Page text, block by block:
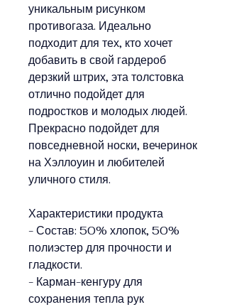
уникальным рисунком
противогаза. Идеально
подходит для тех, кто хочет
добавить в свой гардероб
дерзкий штрих, эта толстовка
отлично подойдет для
подростков и молодых людей.
Прекрасно подойдет для
повседневной носки, вечеринок
на Хэллоуин и любителей
уличного стиля.
Характеристики продукта
- Состав: 50% хлопок, 50%
полиэстер для прочности и
гладкости.
- Карман-кенгуру для
сохранения тепла рук